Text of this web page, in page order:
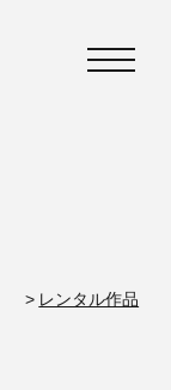
レンタル作品